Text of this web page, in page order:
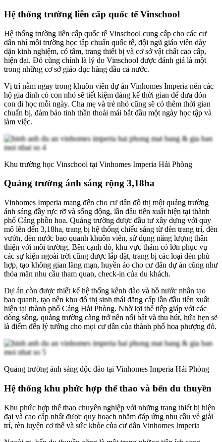
Hệ thống trường liên cấp quốc tế Vinschool
Hệ thống trường liên cấp quốc tế Vinschool cung cấp cho các cư
dân nhí môi trường học tập chuẩn quốc tế, đội ngũ giáo viên dày
dặn kinh nghiệm, có tâm, trang thiết bị và cơ sở vật chất cao cấp,
hiện đại. Đó cũng chính là lý do Vinschool được đánh giá là một
trong những cơ sở giáo dục hàng đầu cả nước.
Vị trí nằm ngay trong khuôn viên dự án Vinhomes Imperia nên các
hộ gia đình có con nhỏ sẽ tiết kiệm đáng kể thời gian để đưa đón
con đi học mỗi ngày. Cha mẹ và trẻ nhỏ cũng sẽ có thêm thời gian
chuẩn bị, đảm bảo tinh thần thoải mái bắt đầu một ngày học tập và
làm việc.
Khu trường học Vinschool tại Vinhomes Imperia Hải Phòng
Quảng trường ánh sáng rộng 3,18ha
Vinhomes Imperia mang đến cho cư dân đô thị một quảng trường
ánh sáng đầy rực rỡ và sống động, lần đầu tiên xuất hiện tại thành
phố Cảng phồn hoa. Quảng trường được đầu tư xây dựng với quy
mô lên đến 3,18ha, trang bị hệ thống chiếu sáng từ đèn trang trí, đèn
vườn, đèn nước bao quanh khuôn viên, sử dụng năng lượng thân
thiện với môi trường. Bên cạnh đó, khu vực thảm cỏ lớn phục vụ
các sự kiện ngoài trời cũng được lắp đặt, trang bị các loại đèn phù
hợp, tạo không gian lãng mạn, huyền ảo cho cư dân dự án cũng như
thỏa mãn nhu cầu tham quan, check-in của du khách.
Dự án còn được thiết kế hệ thống kênh đào và hồ nước nhân tạo
bao quanh, tạo nên khu đô thị sinh thái đẳng cấp lần đầu tiên xuất
hiện tại thành phố Cảng Hải Phòng. Nhờ lợi thế tiếp giáp với các
dòng sông, quảng trường càng trở nên nổi bật và thu hút, hứa hẹn sẽ
là điểm đến lý tưởng cho mọi cư dân của thành phố hoa phượng đỏ.
Quảng trường ánh sáng độc đáo tại Vinhomes Imperia Hải Phòng
Hệ thống khu phức hợp thể thao và bến du thuyền
Khu phức hợp thể thao chuyên nghiệp với những trang thiết bị hiện
đại và cao cấp nhất được quy hoạch nhằm đáp ứng nhu cầu về giải
trí, rèn luyện cơ thể và sức khỏe của cư dân Vinhomes Imperia